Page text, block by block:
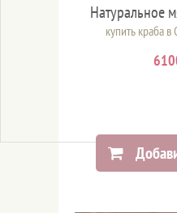
Натуральное
купить краба